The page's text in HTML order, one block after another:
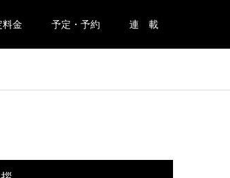
料金 予定・予約 連 載